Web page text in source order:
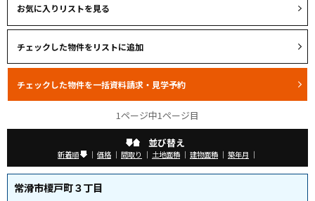
お気に入りリストを見る
1ページ中1ページ目
並び替え
新着順 ｜ 価格 ｜ 間取り ｜ 土地面積 ｜ 建物面積 ｜ 築年月 ｜
常滑市榎戸町３丁目